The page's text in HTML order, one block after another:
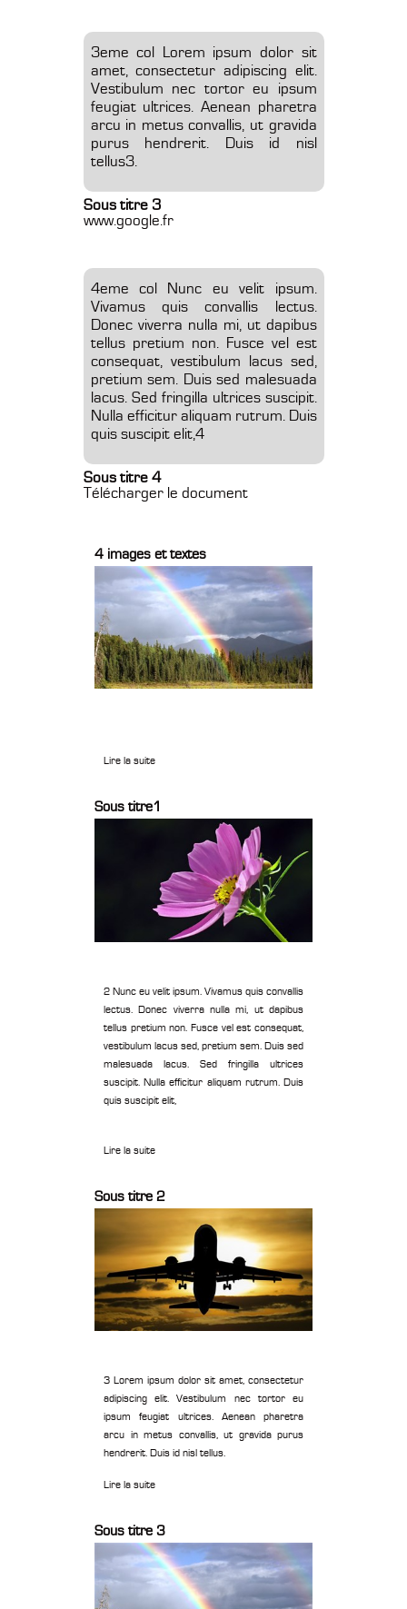
3eme col Lorem ipsum dolor sit
amet, consectetur adipiscing elit.
Vestibulum nec tortor eu ipsum
feugiat ultrices. Aenean pharetra
arcu in metus convallis, ut gravida
purus hendrerit. Duis id nisl
tellus3.
Sous titre 3
www.google.fr
4eme col Nunc eu velit ipsum.
Vivamus quis convallis lectus.
Donec viverra nulla mi, ut dapibus
tellus pretium non. Fusce vel est
consequat, vestibulum lacus sed,
pretium sem. Duis sed malesuada
lacus. Sed fringilla ultrices suscipit.
Nulla efficitur aliquam rutrum. Duis
quis suscipit elit,4
Sous titre 4
Télécharger le document
4 images et textes
Lire la suite
Sous titre1
2 Nunc eu velit ipsum. Vivamus quis convallis
lectus. Donec viverra nulla mi, ut dapibus
tellus pretium non. Fusce vel est consequat,
vestibulum lacus sed, pretium sem. Duis sed
malesuada lacus. Sed fringilla ultrices
suscipit. Nulla efficitur aliquam rutrum. Duis
quis suscipit elit,
Lire la suite
Sous titre 2
3 Lorem ipsum dolor sit amet, consectetur
adipiscing elit. Vestibulum nec tortor eu
ipsum feugiat ultrices. Aenean pharetra
arcu in metus convallis, ut gravida purus
hendrerit. Duis id nisl tellus.
Lire la suite
Sous titre 3